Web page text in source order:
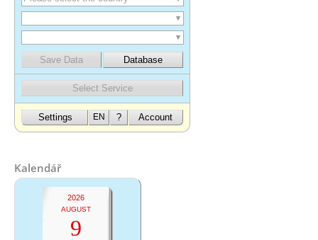
Kalendář